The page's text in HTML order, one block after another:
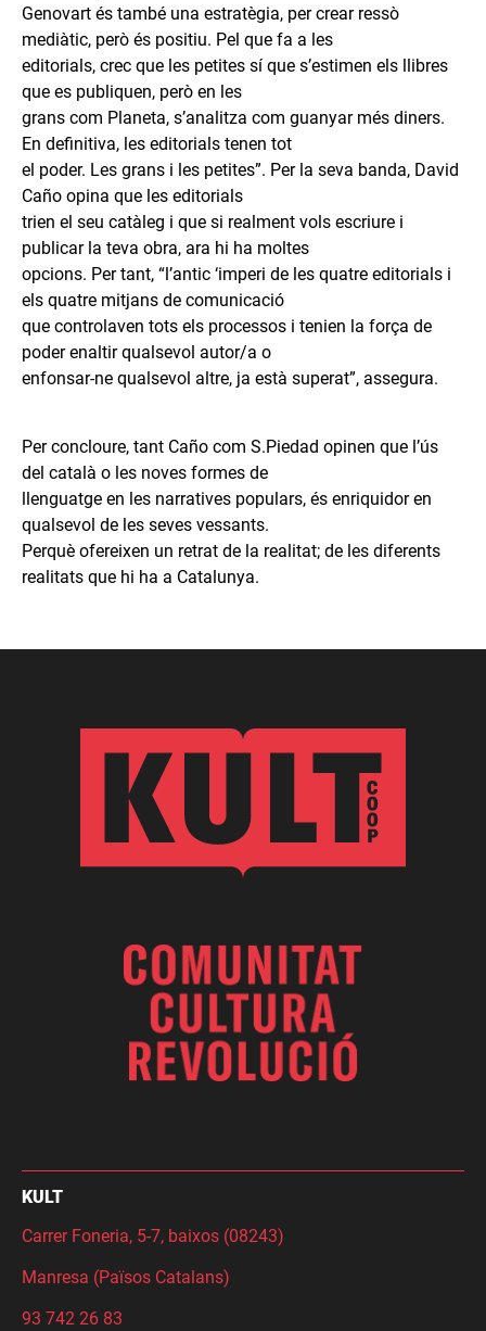
Genovart és també una estratègia, per crear ressò
mediàtic, però és positiu. Pel que fa a les
editorials, crec que les petites sí que s’estimen els llibres
que es publiquen, però en les
grans com Planeta, s’analitza com guanyar més diners.
En definitiva, les editorials tenen tot
el poder. Les grans i les petites”. Per la seva banda, David
Caño opina que les editorials
trien el seu catàleg i que si realment vols escriure i
publicar la teva obra, ara hi ha moltes
opcions. Per tant, “l’antic ‘imperi de les quatre editorials i
els quatre mitjans de comunicació
que controlaven tots els processos i tenien la força de
poder enaltir qualsevol autor/a o
enfonsar-ne qualsevol altre, ja està superat”, assegura.
Per concloure, tant Caño com S.Piedad opinen que l’ús
del català o les noves formes de
llenguatge en les narratives populars, és enriquidor en
qualsevol de les seves vessants.
Perquè ofereixen un retrat de la realitat; de les diferents
realitats que hi ha a Catalunya.
KULT
Carrer Foneria, 5-7, baixos (08243)
Manresa (Països Catalans)
93 742 26 83